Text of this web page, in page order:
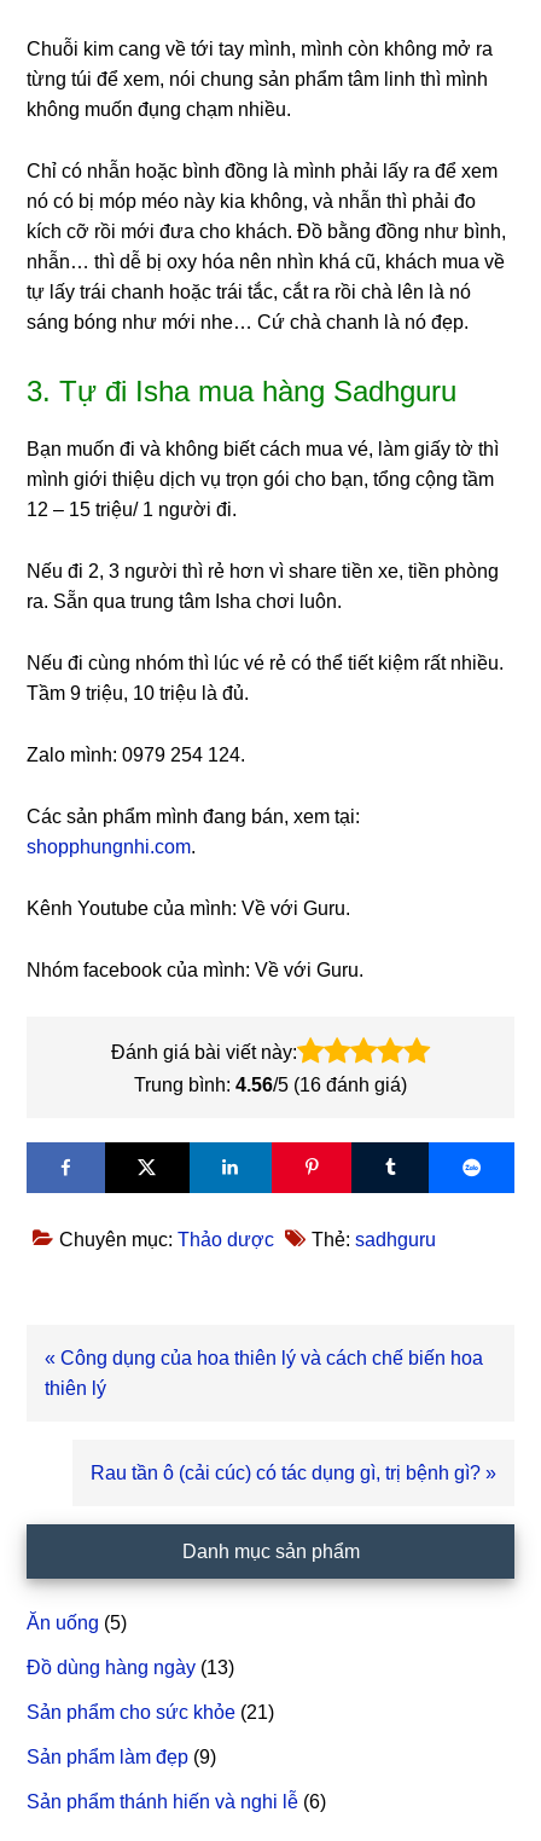
Chuỗi kim cang về tới tay mình, mình còn không mở ra
từng túi để xem, nói chung sản phẩm tâm linh thì mình
không muốn đụng chạm nhiều.
Chỉ có nhẫn hoặc bình đồng là mình phải lấy ra để xem
nó có bị móp méo này kia không, và nhẫn thì phải đo
kích cỡ rồi mới đưa cho khách. Đồ bằng đồng như bình,
nhẫn… thì dễ bị oxy hóa nên nhìn khá cũ, khách mua về
tự lấy trái chanh hoặc trái tắc, cắt ra rồi chà lên là nó
sáng bóng như mới nhe… Cứ chà chanh là nó đẹp.
3. Tự đi Isha mua hàng Sadhguru
Bạn muốn đi và không biết cách mua vé, làm giấy tờ thì
mình giới thiệu dịch vụ trọn gói cho bạn, tổng cộng tầm
12 – 15 triệu/ 1 người đi.
Nếu đi 2, 3 người thì rẻ hơn vì share tiền xe, tiền phòng
ra. Sẵn qua trung tâm Isha chơi luôn.
Nếu đi cùng nhóm thì lúc vé rẻ có thể tiết kiệm rất nhiều.
Tầm 9 triệu, 10 triệu là đủ.
Zalo mình: 0979 254 124.
Các sản phẩm mình đang bán, xem tại:
shopphungnhi.com.
Kênh Youtube của mình: Về với Guru.
Nhóm facebook của mình: Về với Guru.
Đánh giá bài viết này:
Trung bình: 4.56/5 (16 đánh giá)
Chuyên mục:Thảo dược Thẻ:sadhguru
Bài
viết
« Công dụng của hoa thiên lý và cách chế biến hoa
thiên lý
Bài
Rau tần ô (cải cúc) có tác dụng gì, trị bệnh gì? »
chính
Danh mục sản phẩm
Ăn uống (5)
Đồ dùng hàng ngày (13)
Sản phẩm cho sức khỏe (21)
Sản phẩm làm đẹp (9)
Sản phẩm thánh hiến và nghi lễ (6)